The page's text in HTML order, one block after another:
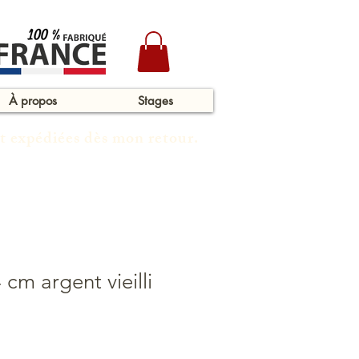
À propos Stages
dès mon retour.
cm argent vieilli